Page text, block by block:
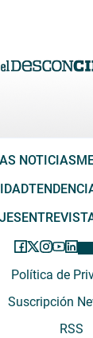
NOTICIAS
Política de
Suscripción
RSS